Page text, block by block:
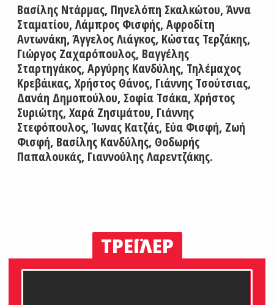
Βασίλης Ντάρμας, Πηνελόπη Σκαλκώτου, Άννα
Σταματίου, Λάμπρος Φισφής, Αφροδίτη
Αντωνάκη, Άγγελος Λιάγκος, Κώστας Τερζάκης,
Γιώργος Ζαχαρόπουλος, Βαγγέλης
Σταρτηγάκος, Αργύρης Κανδύλης, Τηλέμαχος
Κρεβάικας, Χρήστος Θάνος, Γιάννης Τσούτσιας,
Δανάη Δημοπούλου, Σοφία Τσάκα, Χρήστος
Συριώτης, Χαρά Ζησιμάτου, Γιάννης
Στεφόπουλος, Ίωνας Κατζάς, Εύα Φισφή, Ζωή
Φισφή, Βασίλης Κανδύλης, Θοδωρής
Παπαλουκάς, Γιαννούλης Λαρεντζάκης.
ΤΡΕΪΛΕΡ